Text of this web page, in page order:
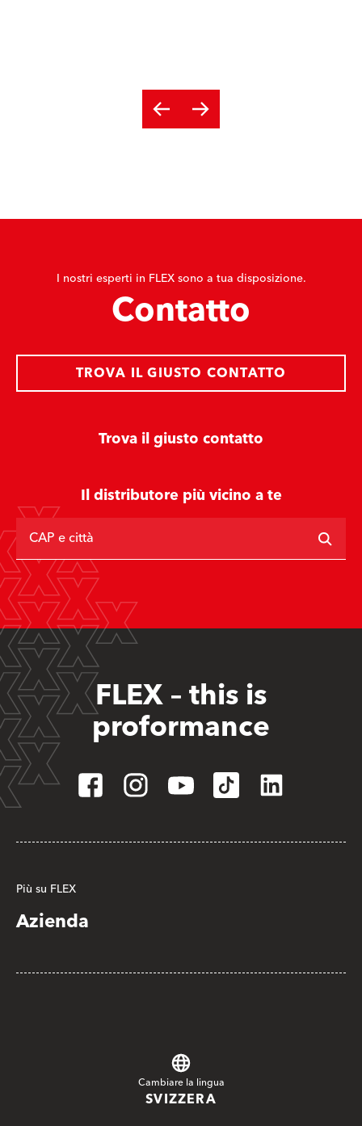
I nostri esperti in FLEX sono a tua disposizione.
Contatto
Trova il giusto contatto
TROVA IL GIUSTO CONTATTO
Il distributore più vicino a te
CAP e città
FLEX – this is
proformance
Più su FLEX
Azienda
Cambiare la lingua
SVIZZERA